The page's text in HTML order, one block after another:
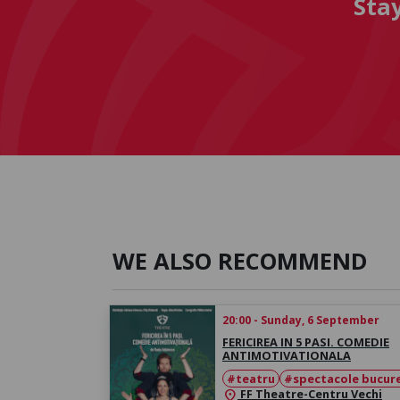
WE ALSO RECOMMEND
20:00 - Sunday, 6 September
FERICIREA IN 5 PASI. COMEDIE
ANTIMOTIVATIONALA
#teatru
#spectacole
location_on FF Theatre-Centru Vechi